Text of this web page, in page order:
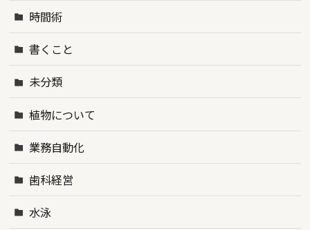
時間術
書くこと
未分類
植物について
業務自動化
歯科経営
水泳